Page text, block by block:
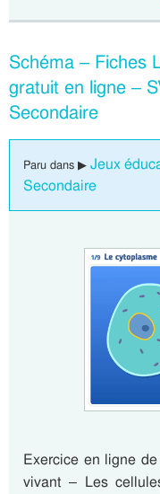
Schéma – Fiches
gratuit en ligne –
Secondaire
Paru dans ▶ Jeux
Secondaire
Exercice en ligne
vivant – Les